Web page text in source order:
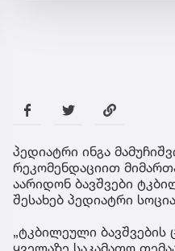
პედიატრი ინგა
რეკომენდაციით
აარიდონ ბავშვები
შესახებ პედიატრი
„ტკბილეული